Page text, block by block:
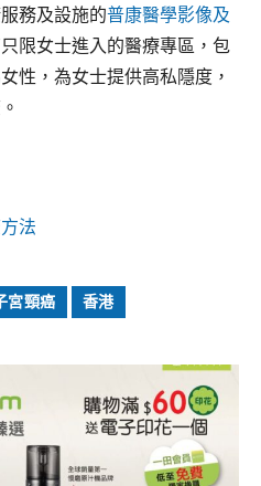
務及設施的普康醫學影像及
限女士進入的醫療專區，包
性，為女士提供高私隱度，
法
宮頸癌 香港